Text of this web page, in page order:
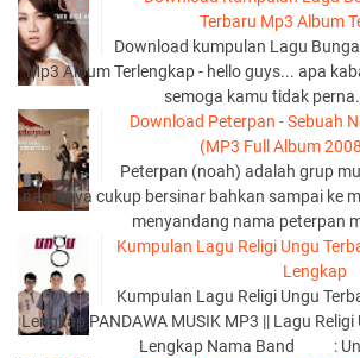
Terbaru Mp3 Album
Download kumpulan Lagu
Mp3 Album Terlengkap - hello guys... apa
semoga kamu tidak
Download Peterpan - Sebuah
(MP3 Full Album
Peterpan (noah) adalah grup
namanya cukup bersinar bahkan sampai ke
menyandang nama peterpan
Kumpulan Lagu Religi Ungu
Lengkap
Kumpulan Lagu Religi Ungu
Lengkap PANDAWA MUSIK MP3 || Lagu
Lengkap Nama Band :